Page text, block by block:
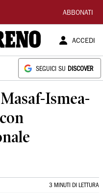
ABBONATI
ACCEDI
SEGUICI SU DISCOVER
Ismea-
3 MINUTI DI LETTURA